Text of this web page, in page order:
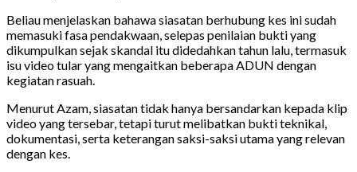
Beliau menjelaskan bahawa siasatan berhubung kes ini sudah
memasuki fasa pendakwaan, selepas penilaian bukti yang
dikumpulkan sejak skandal itu didedahkan tahun lalu, termasuk
isu video tular yang mengaitkan beberapa ADUN dengan
kegiatan rasuah.
Menurut Azam, siasatan tidak hanya bersandarkan kepada klip
video yang tersebar, tetapi turut melibatkan bukti teknikal,
dokumentasi, serta keterangan saksi-saksi utama yang relevan
dengan kes.